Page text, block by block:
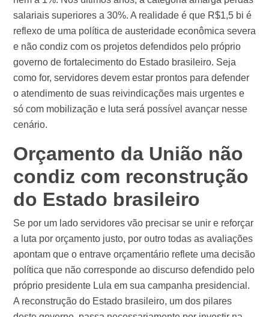
salariais superiores a 30%. A realidade é que R$1,5 bi é
reflexo de uma política de austeridade econômica severa
e não condiz com os projetos defendidos pelo próprio
governo de fortalecimento do Estado brasileiro. Seja
como for, servidores devem estar prontos para defender
o atendimento de suas reivindicações mais urgentes e
só com mobilização e luta será possível avançar nesse
cenário.
Orçamento da União não
condiz com reconstrução
do Estado brasileiro
Se por um lado servidores vão precisar se unir e reforçar
a luta por orçamento justo, por outro todas as avaliações
apontam que o entrave orçamentário reflete uma decisão
política que não corresponde ao discurso defendido pelo
próprio presidente Lula em sua campanha presidencial.
A reconstrução do Estado brasileiro, um dos pilares